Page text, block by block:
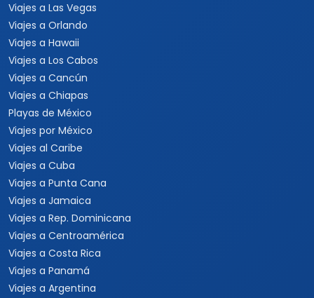
Viajes a Las Vegas
Viajes a Orlando
Viajes a Hawaii
Viajes a Los Cabos
Viajes a Cancún
Viajes a Chiapas
Playas de México
Viajes por México
Viajes al Caribe
Viajes a Cuba
Viajes a Punta Cana
Viajes a Jamaica
Viajes a Rep. Dominicana
Viajes a Centroamérica
Viajes a Costa Rica
Viajes a Panamá
Viajes a Argentina